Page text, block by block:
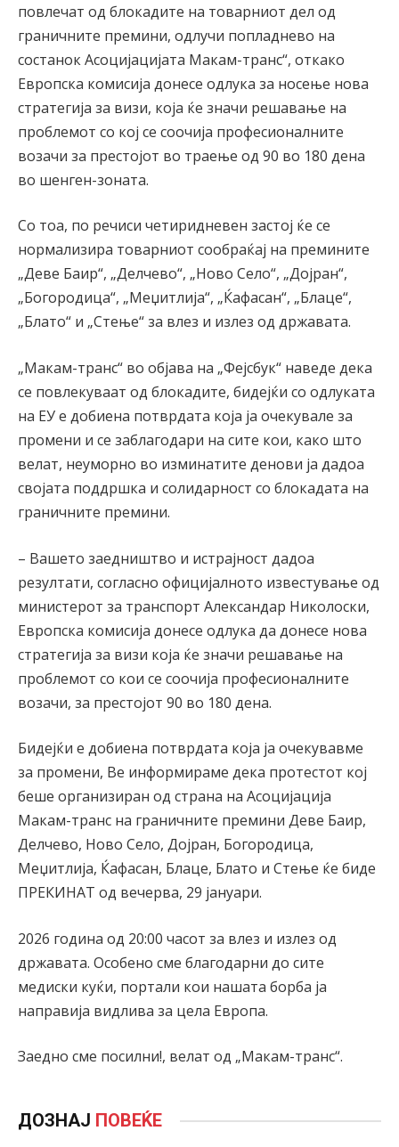
повлечат од блокадите на товарниот дел од
граничните премини, одлучи попладнево на
состанок Aсоцијацијата Макам-транс“, откако
Европска комисија донесе одлука за носење нова
стратегија за визи, која ќе значи решавање на
проблемот со кој се соочија професионалните
возачи за престојот во траење од 90 во 180 дена
во шенген-зоната.
Со тоа, по речиси четиридневен застој ќе се
нормализира товарниот сообраќај на премините
„Деве Баир“, „Делчево“, „Ново Село“, „Дојран“,
„Богородица“, „Меџитлија“, „Ќафасан“, „Блаце“,
„Блато“ и „Стење“ за влез и излез од државата.
„Макам-транс“ во објава на „Фејсбук“ наведе дека
се повлекуваат од блокадите, бидејќи со одлуката
на ЕУ е добиена потврдата која ја очекувале за
промени и се заблагодари на сите кои, како што
велат, неуморно во изминатите денови ја дадоа
својата поддршка и солидарност со блокадата на
граничните премини.
– Вашето заедништво и истрајност дадоа
резултати, согласно официјалното известување од
министерот за транспорт Александар Николоски,
Европска комисија донесе одлука да донесе нова
стратегија за визи која ќе значи решавање на
проблемот со кои се соочија професионалните
возачи, за престојот 90 во 180 дена.
Бидејќи е добиена потврдата која ја очекувавме
за промени, Ве информираме дека протестот кој
беше организиран од страна на Асоцијација
Макам-транс на граничните премини Деве Баир,
Делчево, Ново Село, Дојран, Богородица,
Меџитлија, Ќафасан, Блаце, Блато и Стење ќе биде
ПРЕКИНАТ од вечерва, 29 јануари.
2026 година од 20:00 часот за влез и излез од
државата. Особено сме благодарни до сите
медиски куќи, портали кои нашата борба ја
направија видлива за цела Европа.
Заедно сме посилни!, велат од „Макам-транс“.
ДОЗНАЈ ПОВЕЌЕ